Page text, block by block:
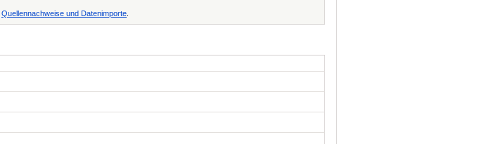
Quellennachweise und Datenimporte